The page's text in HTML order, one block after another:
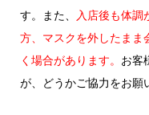
す。また、
入店後も体調
方、マスクを外したまま
く場合があります。 お客
が、どうかご協力をお願